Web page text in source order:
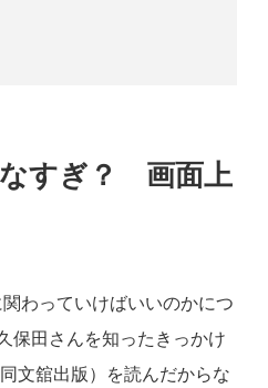
なすぎ？ 画面上
わっていけばいいのかにつ
保田さんを知ったきっかけ
文舘出版）を読んだからな